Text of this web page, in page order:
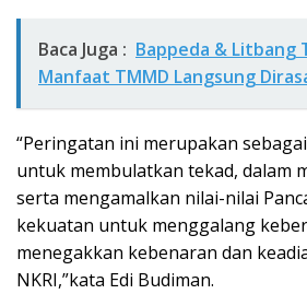
Baca Juga : Bappeda & Litbang
Manfaat TMMD Langsung
“Peringatan ini merupakan
untuk membulatkan tekad, dalam
serta mengamalkan nilai-nilai
kekuatan untuk menggalang
menegakkan kebenaran dan
NKRI,”kata Edi Budiman.